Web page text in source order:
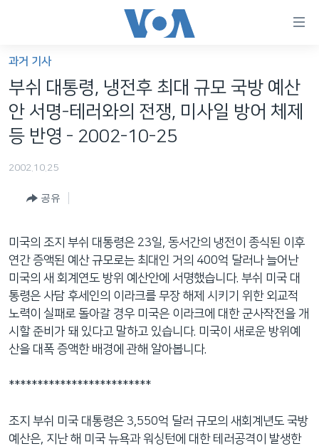
가
능
링
크
인
로
이
동
메
네
비
이
로
세계
VOD
주파수 안내
언어 선택
과거 기사
부쉬 대통령, 냉전후 최대 규모 국방 예산
안 서명-테러와의 전쟁, 미사일 방어 체제
등 반영 - 2002-10-25
2002.10.25
공유
미국의 조지 부쉬 대통령은 23일, 동서간의 냉전이 종식된 이후
연간 증액된 예산 규모로는 최대인 거의 400억 달러나 늘어난
미국의 새 회계연도 방위 예산안에 서명했습니다. 부쉬 미국 대
통령은 사담 후세인의 이라크를 무장 해제 시키기 위한 외교적
노력이 실패로 돌아갈 경우 미국은 이라크에 대한 군사작전을 개
시할 준비가 돼 있다고 말하고 있습니다. 미국이 새로운 방위예
산을 대폭 증액한 배경에 관해 알아봅니다.
*************************
조지 부쉬 미국 대통령은 3,550억 달러 규모의 새회계년도 국방
예산은, 지난 해 미국 뉴욕과 워싱턴에 대한 테러공격이 발생한